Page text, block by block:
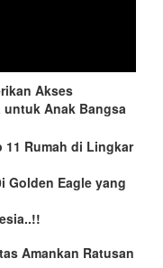
Akses
Anak Bangsa
11 Rumah di Lingkar
Golden Eagle yang
Amankan Ratusan